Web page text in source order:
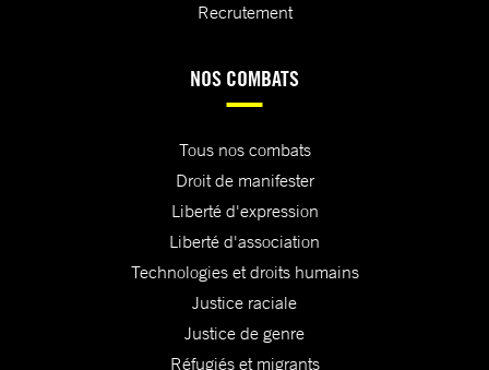
Recrutement
NOS COMBATS
Tous nos combats
Droit de manifester
Liberté d'expression
Liberté d'association
Technologies et droits humains
Justice raciale
Justice de genre
Réfugiés et migrants